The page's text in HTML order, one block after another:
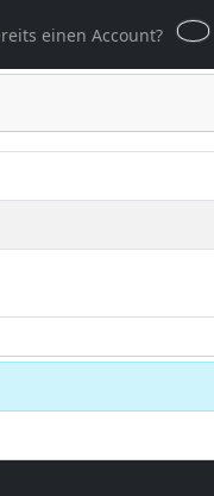
einen Account?